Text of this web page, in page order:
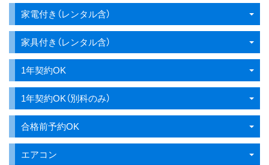
家電付き（レンタル含）
家具付き（レンタル含）
1年契約OK
1年契約OK（別科のみ）
合格前予約OK
エアコン